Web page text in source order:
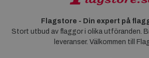
Flagstore - Din expert på
Stort utbud av flaggor i olika utföranden.
leveranser. Välkommen till